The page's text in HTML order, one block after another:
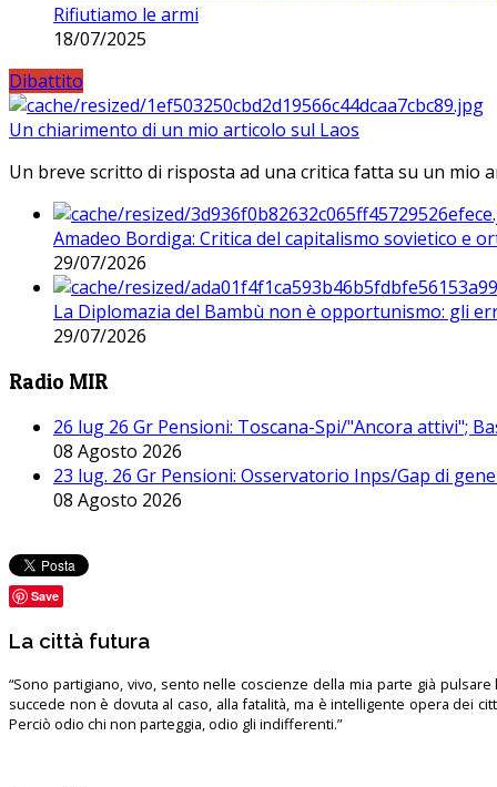
Rifiutiamo le armi
18/07/2025
Dibattito
Un chiarimento di un mio articolo sul Laos
Un breve scritto di risposta ad una critica fatta su un mio
Amadeo Bordiga: Critica del capitalismo sovietico e
29/07/2026
La Diplomazia del Bambù non è opportunismo: gli
29/07/2026
Radio MIR
26 lug 26 Gr Pensioni: Toscana-Spi/"Ancora attivi";
08 Agosto 2026
23 lug. 26 Gr Pensioni: Osservatorio Inps/Gap di
08 Agosto 2026
Save
La città futura
“Sono partigiano, vivo, sento nelle coscienze della mia parte già pulsare
succede non è dovuta al caso, alla fatalità, ma è intelligente opera dei
Perciò odio chi non parteggia, odio gli indifferenti.”